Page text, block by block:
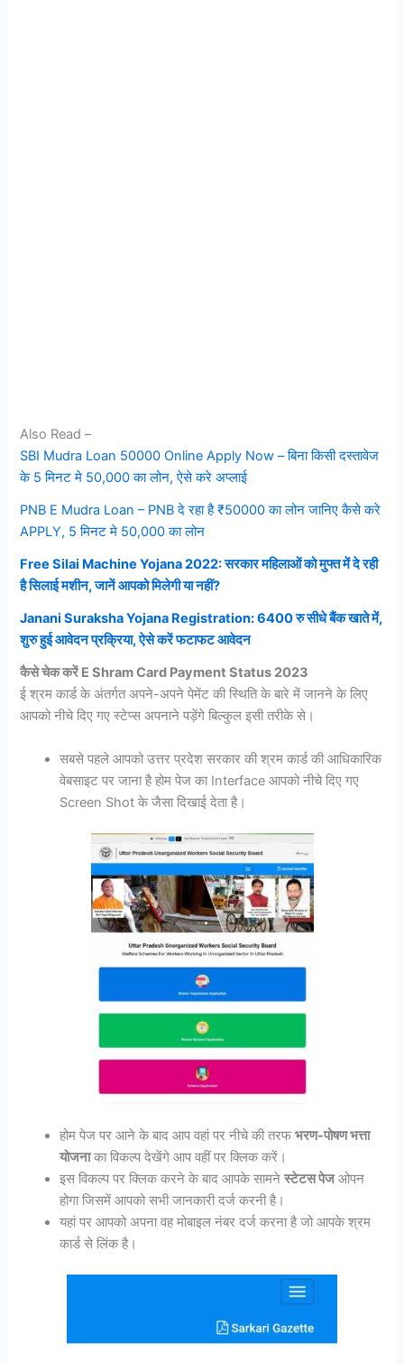
Also Read –
SBI Mudra Loan 50000 Online Apply Now – बिना किसी दस्तावेज
के 5 मिनट मे 50,000 का लोन, ऐसे करे अप्लाई
PNB E Mudra Loan – PNB दे रहा है ₹50000 का लोन जानिए कैसे करे
APPLY, 5 मिनट मे 50,000 का लोन
Free Silai Machine Yojana 2022: सरकार महिलाओं को मुफ्त में दे रही
है सिलाई मशीन, जानें आपको मिलेगी या नहीं?
Janani Suraksha Yojana Registration: 6400 रु सीधे बैंक खाते में,
शुरु हुई आवेदन प्रक्रिया, ऐसे करें फटाफट आवेदन
कैसे चेक करें E Shram Card Payment Status 2023
ई श्रम कार्ड के अंतर्गत अपने-अपने पेमेंट की स्थिति के बारे में जानने के लिए
आपको नीचे दिए गए स्टेप्स अपनाने पड़ेंगे बिल्कुल इसी तरीके से।
सबसे पहले आपको उत्तर प्रदेश सरकार की श्रम कार्ड की आधिकारिक
वेबसाइट पर जाना है होम पेज का Interface आपको नीचे दिए गए
Screen Shot के जैसा दिखाई देता है।
होम पेज पर आने के बाद आप वहां पर नीचे की तरफभरण-पोषण भत्ता
योजनाका विकल्प देखेंगे आप वहीं पर क्लिक करें।
इस विकल्प पर क्लिक करने के बाद आपके सामनेस्टेटस पेजओपन
होगा जिसमें आपको सभी जानकारी दर्ज करनी है।
यहां पर आपको अपना वह मोबाइल नंबर दर्ज करना है जो आपके श्रम
कार्ड से लिंक है।